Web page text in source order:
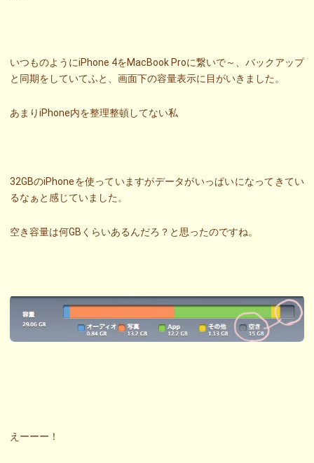
いつものようにiPhone 4をMacBook Proに繋いで～、バックアップ
と同期をしていてふと、画面下の容量表示に目がいきました。
あまりiPhone内を整理整頓してない私
32GBのiPhoneを使っていますがデータがいっぱいになってきてい
るなぁと感じていました。
空き容量は何GBくらいあるんだろ？と思ったのですね。
えーーー！